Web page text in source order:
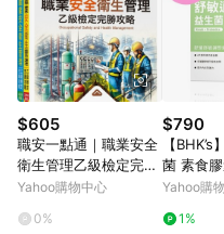
訂單中同一商品不論件數計算，
饋機制為準。
$605
職安一點通｜職業安全
衛生管理乙級檢定完勝
攻略｜2025版(套書)
Yahoo購物中心
0%
$790
【
菌 素食
Yahoo購
1%